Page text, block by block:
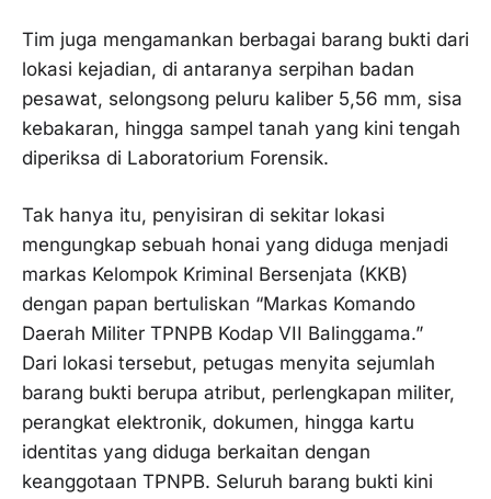
Tim juga mengamankan berbagai barang bukti dari
lokasi kejadian, di antaranya serpihan badan
pesawat, selongsong peluru kaliber 5,56 mm, sisa
kebakaran, hingga sampel tanah yang kini tengah
diperiksa di Laboratorium Forensik.
Tak hanya itu, penyisiran di sekitar lokasi
mengungkap sebuah honai yang diduga menjadi
markas Kelompok Kriminal Bersenjata (KKB)
dengan papan bertuliskan “Markas Komando
Daerah Militer TPNPB Kodap VII Balinggama.”
Dari lokasi tersebut, petugas menyita sejumlah
barang bukti berupa atribut, perlengkapan militer,
perangkat elektronik, dokumen, hingga kartu
identitas yang diduga berkaitan dengan
keanggotaan TPNPB. Seluruh barang bukti kini